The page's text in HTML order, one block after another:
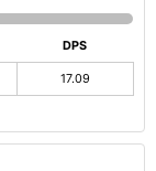
DPS
17.09